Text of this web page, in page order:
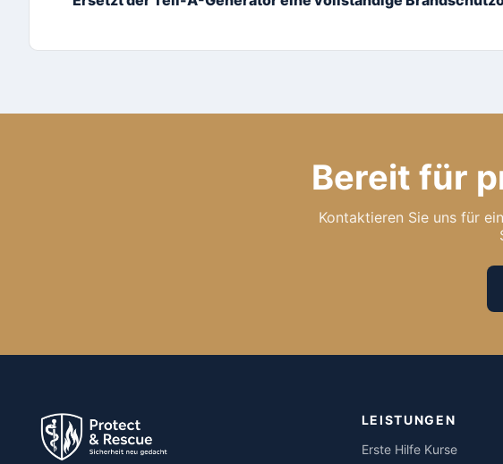
Bereit für
Kontaktieren Sie uns für
LEISTUNGEN
Erste Hilfe Kurse